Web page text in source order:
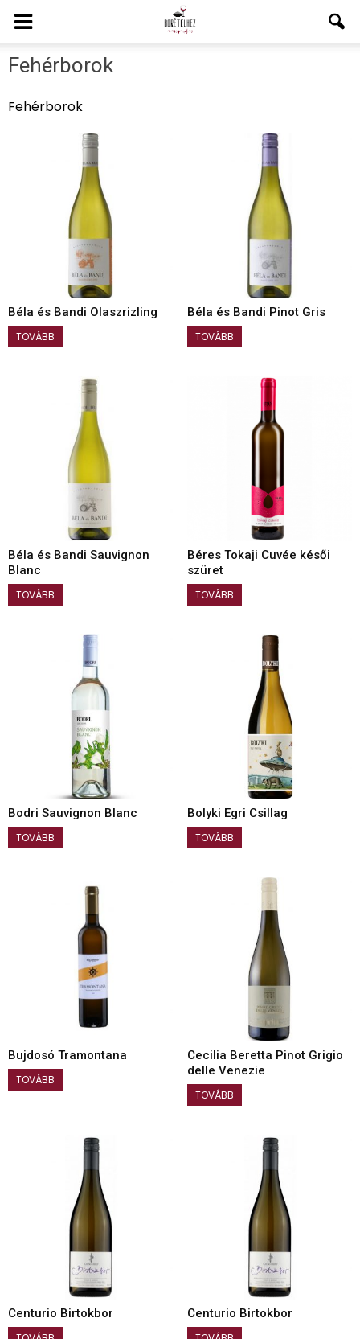
Fehérborok
Fehérborok
Béla és Bandi Olaszrizling
TOVÁBB
Béla és Bandi Pinot Gris
TOVÁBB
Béla és Bandi Sauvignon
Blanc
TOVÁBB
Béres Tokaji Cuvée késői
szüret
TOVÁBB
Bodri Sauvignon Blanc
TOVÁBB
Bolyki Egri Csillag
TOVÁBB
Bujdosó Tramontana
TOVÁBB
Cecilia Beretta Pinot Grigio
delle Venezie
TOVÁBB
Centurio Birtokbor Centurio Birtokbor